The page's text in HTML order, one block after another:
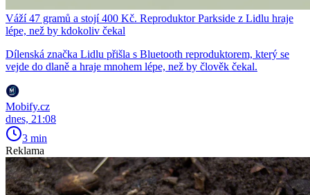
Váží 47 gramů a stojí 400 Kč. Reproduktor Parkside z Lidlu hraje
lépe, než by kdokoliv čekal
Dílenská značka Lidlu přišla s Bluetooth reproduktorem, který se
vejde do dlaně a hraje mnohem lépe, než by člověk čekal.
Mobify.cz
dnes, 21:08
3 min
Reklama